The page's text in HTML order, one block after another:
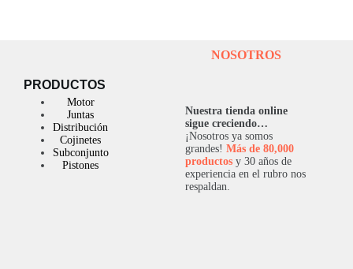
PRODUCTOS
Motor
Juntas
Distribución
Cojinetes
Subconjunto
Pistones
NOSOTROS
Nuestra tienda online
sigue creciendo…
¡Nosotros ya somos
grandes!Más de 80,000
productos y 30 años de
experiencia en el rubro nos
respaldan.